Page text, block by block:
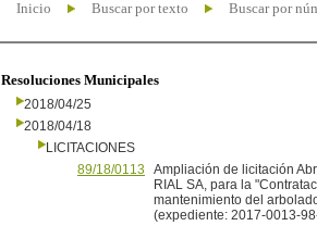
Inicio Buscar por texto Buscar por
Resoluciones Municipales
2018/04/25
2018/04/18
LICITACIONES
89/18/0113
Ampliación de licitación
RIAL SA, para la
mantenimiento del
(expediente: 2017-0013-